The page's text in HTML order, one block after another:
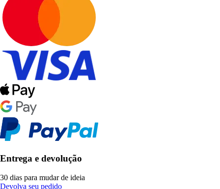
Entrega e devolução
30 dias para mudar de ideia
Devolva seu pedido